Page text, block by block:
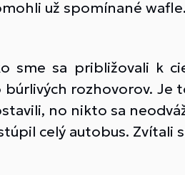
už spomínané wafle.
sme sa približovali k
búrlivých rozhovorov. Je
no nikto sa
celý autobus. Zvítali